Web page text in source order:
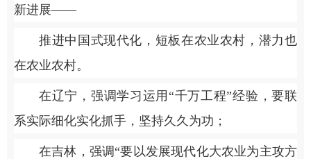
新进展——
推进中国式现代化，短板在农业农村，潜力也
在农业农村。
在辽宁，强调学习运用“千万工程”经验，要联
系实际细化实化抓手，坚持久久为功；
在吉林，强调“要以发展现代化大农业为主攻方